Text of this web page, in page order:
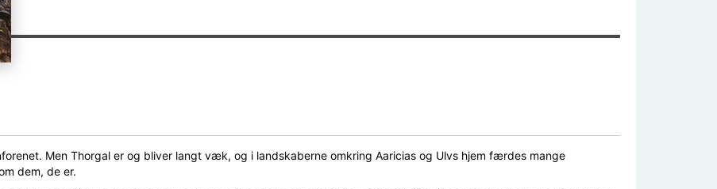
Men Thorgal er og bliver langt væk, og i landskaberne omkring Aaricias og Ulvs hjem færdes mange
dem, de er.